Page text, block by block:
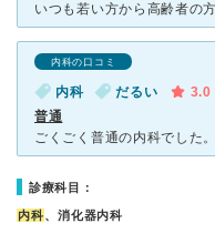
内科の口コミ
内科 だるい
3.0
普通
診療科目：
内科、消化器内科